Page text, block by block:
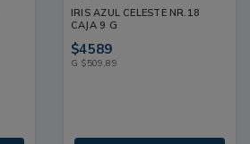
IRIS AZUL CELESTE NR.18
CAJA 9 G
$4589
G $509,89